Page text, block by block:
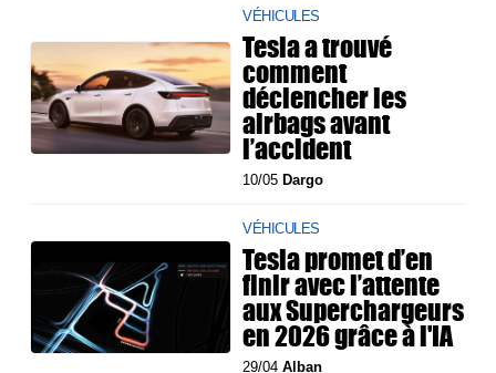
VÉHICULES
Tesla a trouvé
comment
déclencher les
airbags avant
l’accident
10/05Dargo
VÉHICULES
Tesla promet d’en
finir avec l’attente
aux Superchargeurs
en 2026 grâce à l'IA
29/04Alban